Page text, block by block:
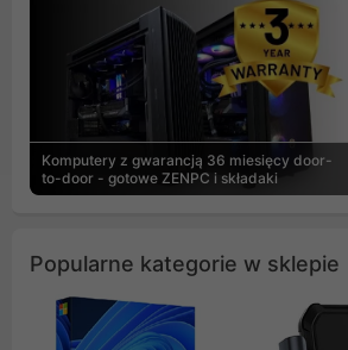
Komputery z gwarancją 36 miesięcy door-
to-door - gotowe ZENPC i składaki
Popularne kategorie w sklepie